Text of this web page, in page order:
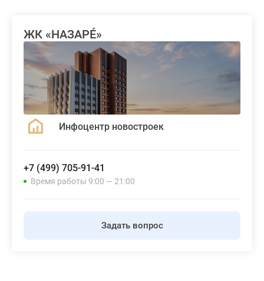
ЖК «НАЗАРÉ»
Инфоцентр новостроек
+7 (499) 705-91-41
Время работы 9:00 — 21:00
Задать вопрос